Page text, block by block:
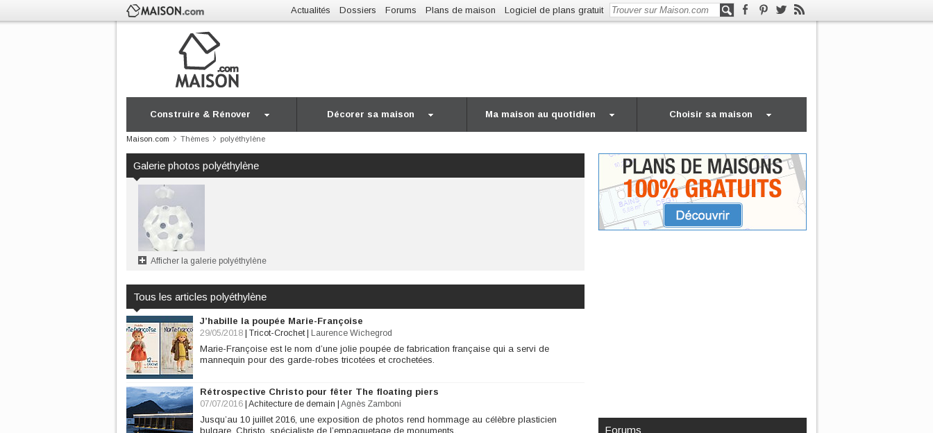
Actualités Dossiers Forums Plans de maison Logiciel de plans gratuit
Construire & Rénover Décorer sa maison Ma maison au quotidien Choisir sa maison
Maison.com Thèmes polyéthylène
Galerie photos polyéthylène
Afficher la galerie polyéthylène
Tous les articles polyéthylène
J’habille la poupée Marie-Françoise
29/05/2018 Tricot-Crochet| Laurence Wichegrod
Marie-Françoise est le nom d’une jolie poupée de fabrication française qui a servi de
mannequin pour des garde-robes tricotées et crochetées.
Rétrospective Christo pour fêter The floating piers
07/07/2016 Achitecture de demain Agnès Zamboni
Jusqu’au 10 juillet 2016, une exposition de photos rend hommage au célèbre plasticien
bulgare, Christo, spécialiste de l’empaquetage de monuments.
Forums